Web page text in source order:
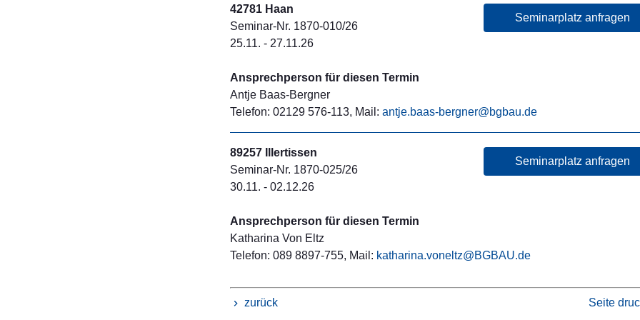
Seminarplatz anfragen
42781 Haan
Seminar-Nr. 1870-010/26
25.11. - 27.11.26
Ansprechperson für diesen Termin
Antje Baas-Bergner
Telefon: 02129 576-113, Mail: antje.baas-bergner@bgbau.de
Seminarplatz anfragen
89257 Illertissen
Seminar-Nr. 1870-025/26
30.11. - 02.12.26
Ansprechperson für diesen Termin
Katharina Von Eltz
Telefon: 089 8897-755, Mail: katharina.voneltz@BGBAU.de
Seite
zurück